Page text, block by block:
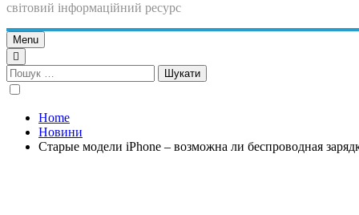
світовий інформаційний ресурс
Menu
Пошук:
Home
Новини
Старые модели iPhone – возможна ли беспроводная